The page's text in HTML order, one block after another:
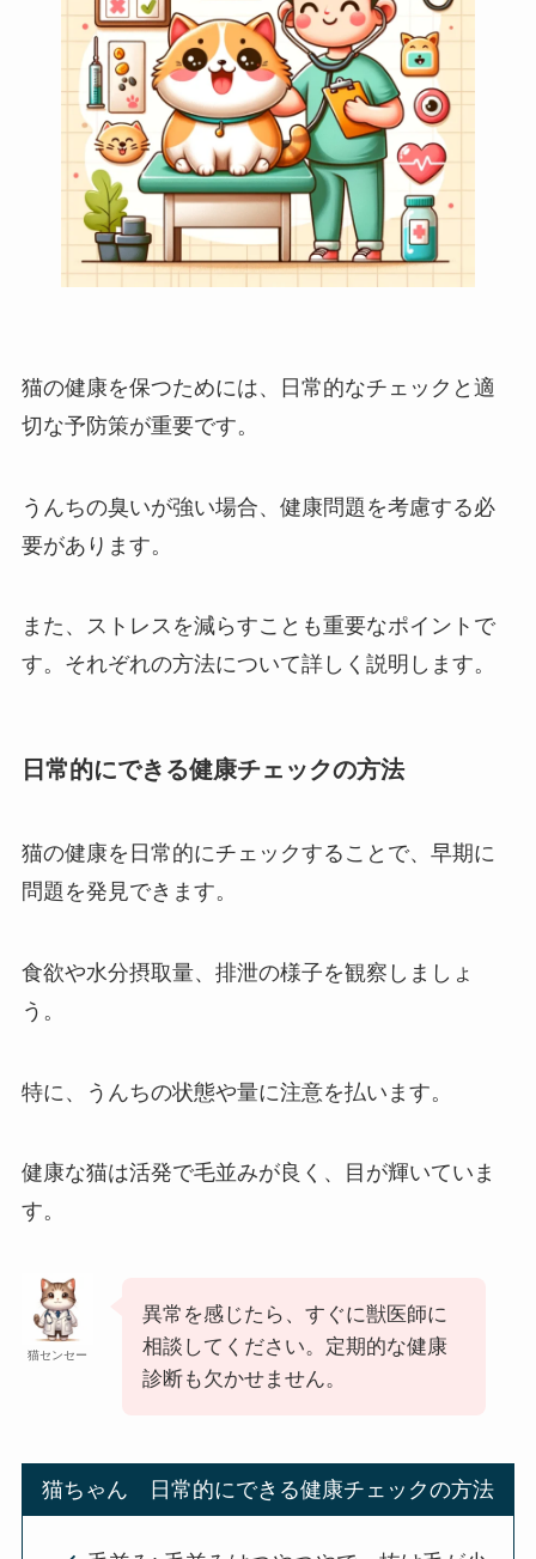
猫の健康を保つためには、日常的なチェックと適
切な予防策が重要です。
うんちの臭いが強い場合、健康問題を考慮する必
要があります。
また、ストレスを減らすことも重要なポイントで
す。それぞれの方法について詳しく説明します。
日常的にできる健康チェックの方法
猫の健康を日常的にチェックすることで、早期に
問題を発見できます。
食欲や水分摂取量、排泄の様子を観察しましょ
う。
特に、うんちの状態や量に注意を払います。
健康な猫は活発で毛並みが良く、目が輝いていま
す。
猫センセー
異常を感じたら、すぐに獣医師に
相談してください。定期的な健康
診断も欠かせません。
猫ちゃん 日常的にできる健康チェックの方法